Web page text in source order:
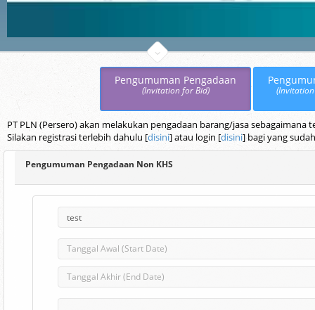
Pengumuman Pengadaan
(Invitation for Bid)
PT PLN (Persero) akan melakukan pengadaan barang/jasa
Silakan registrasi terlebih dahulu [disini] atau login [disini] bagi yang
Pengumuman Pengadaan Non KHS